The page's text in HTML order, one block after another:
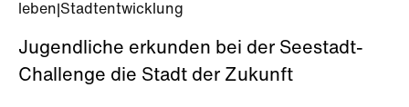
leben Stadtentwicklung
Jugendliche erkunden bei der Seestadt-
Challenge die Stadt der Zukunft